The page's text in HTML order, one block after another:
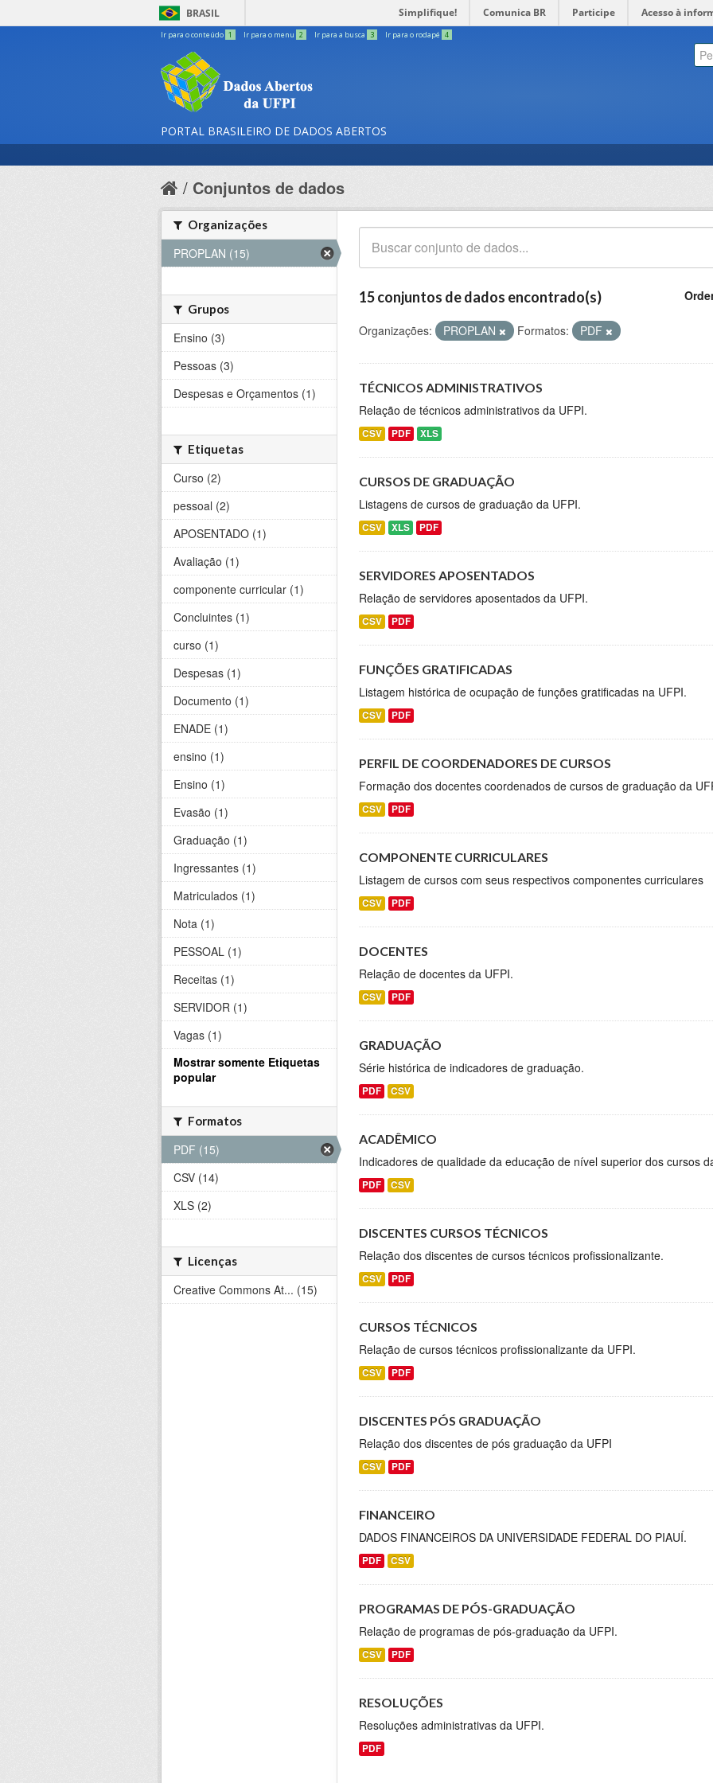
BRASIL Simplifique! Comunica BR Participe Acesso à
Ir para o conteúdo 1 Ir para o menu 2 Ir para a busca 3 Ir para o rodapé 4
PORTAL BRASILEIRO DE DADOS ABERTOS
Conjuntos de dados
15 conjuntos de dados encontrado(s)
Organizações: PROPLAN Formatos: PDF
TÉCNICOS ADMINISTRATIVOS
Relação de técnicos administrativos da UFPI.
CSV PDF XLS
CURSOS DE GRADUAÇÃO
Listagens de cursos de graduação da UFPI.
CSV XLS PDF
SERVIDORES APOSENTADOS
Relação de servidores aposentados da UFPI.
CSV PDF
FUNÇÕES GRATIFICADAS
Listagem histórica de ocupação de funções gratificadas na UFPI.
CSV PDF
PERFIL DE COORDENADORES DE CURSOS
Formação dos docentes coordenados de cursos de graduação da
CSV PDF
COMPONENTE CURRICULARES
Listagem de cursos com seus respectivos componentes curriculares
CSV PDF
DOCENTES
Relação de docentes da UFPI.
CSV PDF
GRADUAÇÃO
Série histórica de indicadores de graduação.
PDF CSV
ACADÊMICO
Indicadores de qualidade da educação de nível superior dos cursos
PDF CSV
DISCENTES CURSOS TÉCNICOS
Relação dos discentes de cursos técnicos profissionalizante.
CSV PDF
CURSOS TÉCNICOS
Relação de cursos técnicos profissionalizante da UFPI.
CSV PDF
DISCENTES PÓS GRADUAÇÃO
Relação dos discentes de pós graduação da UFPI
CSV PDF
FINANCEIRO
DADOS FINANCEIROS DA UNIVERSIDADE FEDERAL DO PIAUÍ.
PDF CSV
PROGRAMAS DE PÓS-GRADUAÇÃO
Relação de programas de pós-graduação da UFPI.
CSV PDF
RESOLUÇÕES
Resoluções administrativas da UFPI.
PDF
Organizações
PROPLAN (15)
Grupos
Ensino (3)
Pessoas (3)
Despesas e Orçamentos (1)
Etiquetas
Curso (2)
pessoal (2)
APOSENTADO (1)
Avaliação (1)
componente curricular (1)
Concluintes (1)
curso (1)
Despesas (1)
Documento (1)
ENADE (1)
ensino (1)
Ensino (1)
Evasão (1)
Graduação (1)
Ingressantes (1)
Matriculados (1)
Nota (1)
PESSOAL (1)
Receitas (1)
SERVIDOR (1)
Vagas (1)
Mostrar somente Etiquetas
popular
Formatos
PDF (15)
CSV (14)
XLS (2)
Licenças
Creative Commons At... (15)